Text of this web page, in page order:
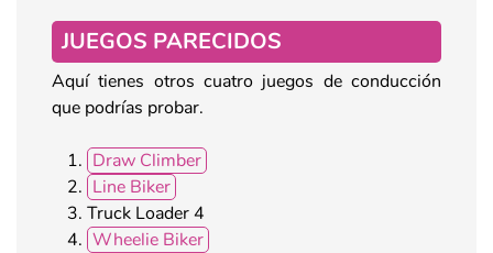
JUEGOS PARECIDOS
Aquí tienes otros cuatro juegos de conducción
que podrías probar.
Draw Climber
Line Biker
Truck Loader 4
Wheelie Biker